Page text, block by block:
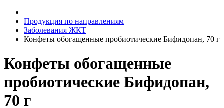
Продукция по направлениям
Заболевания ЖКТ
Конфеты обогащенные пробиотические Бифидопан, 70 г
Конфеты обогащенные
пробиотические Бифидопан,
70 г